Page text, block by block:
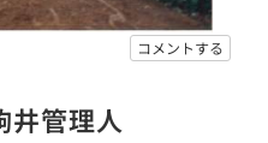
コメントする
井管理人